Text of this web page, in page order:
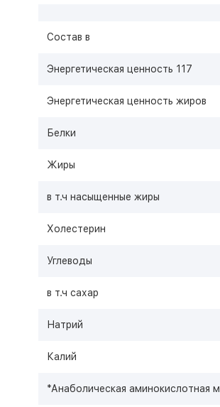
Состав в
Энергетическая ценность 117
Энергетическая ценность жиров
Белки
Жиры
в т.ч насыщенные жиры
Холестерин
Углеводы
в т.ч сахар
Натрий
Калий
*Анаболическая аминокислотная